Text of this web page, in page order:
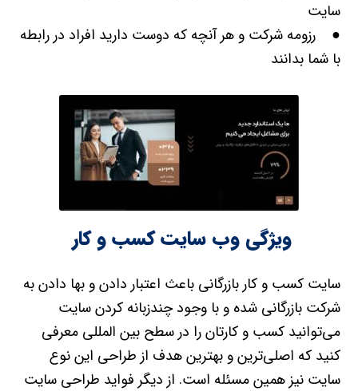
سایت
● رزومه شرکت و هر آنچه که دوست دارید افراد در رابطه
با شما بدانند
ویژگی وب سایت کسب و کار
سایت کسب و کار بازرگانی باعث اعتبار دادن و بها دادن به
شرکت بازرگانی شده و با وجود چندزبانه کردن سایت
می‌توانید کسب و کارتان را در سطح بین المللی معرفی
کنید که اصلی‌ترین و بهترین هدف از طراحی این نوع
سایت نیز همین مسئله است. از دیگر فواید طراحی سایت